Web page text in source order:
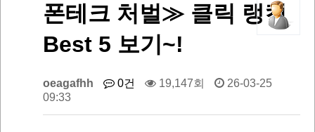
폰테크 처벌≫ 클릭 랭킹
Best 5 보기~!
oeagafhh 0건 19,147회
26-03-25
09:33